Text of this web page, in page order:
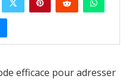
efficace pour adresser